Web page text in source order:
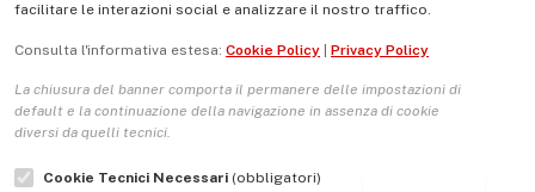
sono state fino ad ora un miscuglio di stupore, riaffermazione
di…
facilitare le interazioni social e analizzare il nostro traffico.
Consulta l'informativa estesa: Cookie Policy Privacy Policy
La chiusura del banner comporta il permanere delle impostazioni di
default e la continuazione della navigazione in assenza di cookie
diversi da quelli tecnici.
Cookie Tecnici Necessari (obbligatori)